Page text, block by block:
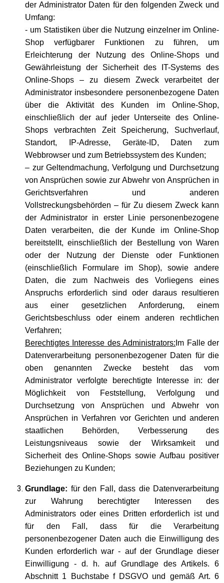
der Administrator Daten für den folgenden Zweck und
Umfang:
- um Statistiken über die Nutzung einzelner im Online-
Shop verfügbarer Funktionen zu führen, um
Erleichterung der Nutzung des Online-Shops und
Gewährleistung der Sicherheit des IT-Systems des
Online-Shops – zu diesem Zweck verarbeitet der
Administrator insbesondere personenbezogene Daten
über die Aktivität des Kunden im Online-Shop,
einschließlich der auf jeder Unterseite des Online-
Shops verbrachten Zeit Speicherung, Suchverlauf,
Standort, IP-Adresse, Geräte-ID, Daten zum
Webbrowser und zum Betriebssystem des Kunden;
– zur Geltendmachung, Verfolgung und Durchsetzung
von Ansprüchen sowie zur Abwehr von Ansprüchen in
Gerichtsverfahren und anderen
Vollstreckungsbehörden – für Zu diesem Zweck kann
der Administrator in erster Linie personenbezogene
Daten verarbeiten, die der Kunde im Online-Shop
bereitstellt, einschließlich der Bestellung von Waren
oder der Nutzung der Dienste oder Funktionen
(einschließlich Formulare im Shop), sowie andere
Daten, die zum Nachweis des Vorliegens eines
Anspruchs erforderlich sind oder daraus resultieren
aus einer gesetzlichen Anforderung, einem
Gerichtsbeschluss oder einem anderen rechtlichen
Verfahren;
Berechtigtes Interesse des Administrators: Im Falle der
Datenverarbeitung personenbezogener Daten für die
oben genannten Zwecke besteht das vom
Administrator verfolgte berechtigte Interesse in: der
Möglichkeit von Feststellung, Verfolgung und
Durchsetzung von Ansprüchen und Abwehr von
Ansprüchen in Verfahren vor Gerichten und anderen
staatlichen Behörden, Verbesserung des
Leistungsniveaus sowie der Wirksamkeit und
Sicherheit des Online-Shops sowie Aufbau positiver
Beziehungen zu Kunden;
Grundlage: für den Fall, dass die Datenverarbeitung
zur Wahrung berechtigter Interessen des
Administrators oder eines Dritten erforderlich ist und
für den Fall, dass für die Verarbeitung
personenbezogener Daten auch die Einwilligung des
Kunden erforderlich war - auf der Grundlage dieser
Einwilligung - d. h. auf Grundlage des Artikels. 6
Abschnitt 1 Buchstabe f DSGVO und gemäß Art. 6